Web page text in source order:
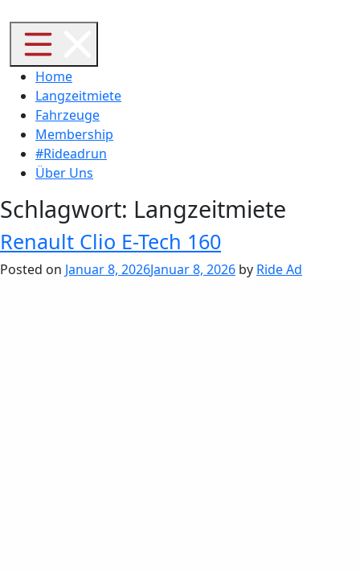
Home
Langzeitmiete
Fahrzeuge
Membership
#Rideadrun
Über Uns
Schlagwort: Langzeitmiete
Renault Clio E-Tech 160
Posted on Januar 8, 2026Januar 8, 2026 by Ride Ad